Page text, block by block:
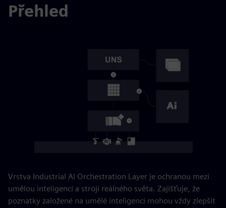
Přehled
Vrstva Industrial AI Orchestration Layer je ochranou mezi
umělou inteligencí a stroji reálného světa. Zajišťuje, že
poznatky založené na umělé inteligenci mohou vždy zlepšit